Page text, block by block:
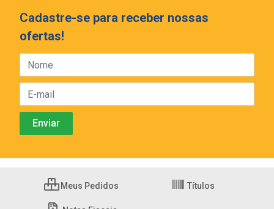
Cadastre-se para receber nossas
ofertas!
Meus Pedidos Títulos